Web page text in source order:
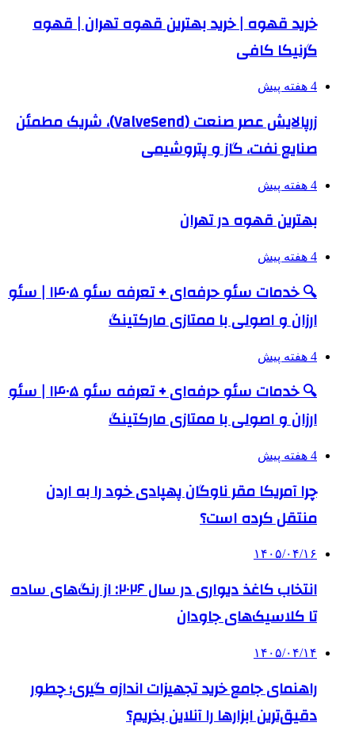
خرید قهوه | خرید بهترین قهوه تهران | قهوه
گرنیکا کافی
4 هفته پیش
زرپالایش عصر صنعت (ValveSend)، شریک مطمئن
صنایع نفت، گاز و پتروشیمی
4 هفته پیش
بهترین قهوه در تهران
4 هفته پیش
🔍 خدمات سئو حرفه‌ای + تعرفه سئو ۱۴۰۵ | سئو
ارزان و اصولی با ممتازی مارکتینگ
4 هفته پیش
🔍 خدمات سئو حرفه‌ای + تعرفه سئو ۱۴۰۵ | سئو
ارزان و اصولی با ممتازی مارکتینگ
4 هفته پیش
چرا آمریکا مقر ناوگان پهپادی خود را به اردن
منتقل کرده است؟
۱۴۰۵/۰۴/۱۶
انتخاب کاغذ دیواری در سال ۲۰۲۶: از رنگ‌های ساده
تا کلاسیک‌های جاودان
۱۴۰۵/۰۴/۱۴
راهنمای جامع خرید تجهیزات اندازه گیری؛ چطور
دقیق‌ترین ابزارها را آنلاین بخریم؟